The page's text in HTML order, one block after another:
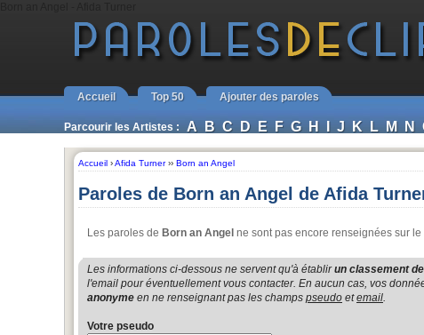
Accueil Top 50 Ajouter des paroles
Parcourir les Artistes : A B C D E F G H I J K L M N
Accueil ›Afida Turner›› Born an Angel
Paroles de Born an Angel de Afida
Les paroles de Born an Angel ne sont pas encore renseignées sur
Les informations ci-dessous ne servent qu'à établirun classement
l'email pour éventuellement vous contacter. En aucun cas, vos
anonyme en ne renseignant pas les champs pseudo etemail.
Votre pseudo